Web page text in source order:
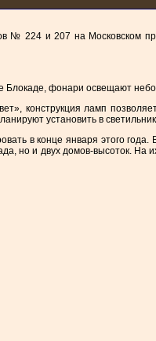
№ 224 и 207 на Московском
Блокаде, фонари освещают
конструкция ламп
установить в
в конце января этого года.
но и двух домов-высоток. На